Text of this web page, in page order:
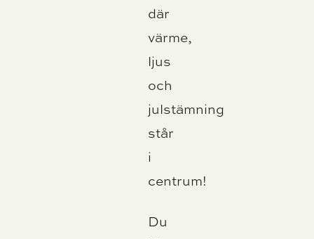
där
värme,
ljus
och
julstämning
står
i
centrum!
Du